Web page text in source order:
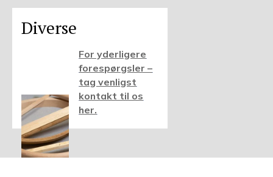
Diverse
For yderligere
forespørgsler –
tag venligst
kontakt til os
her.